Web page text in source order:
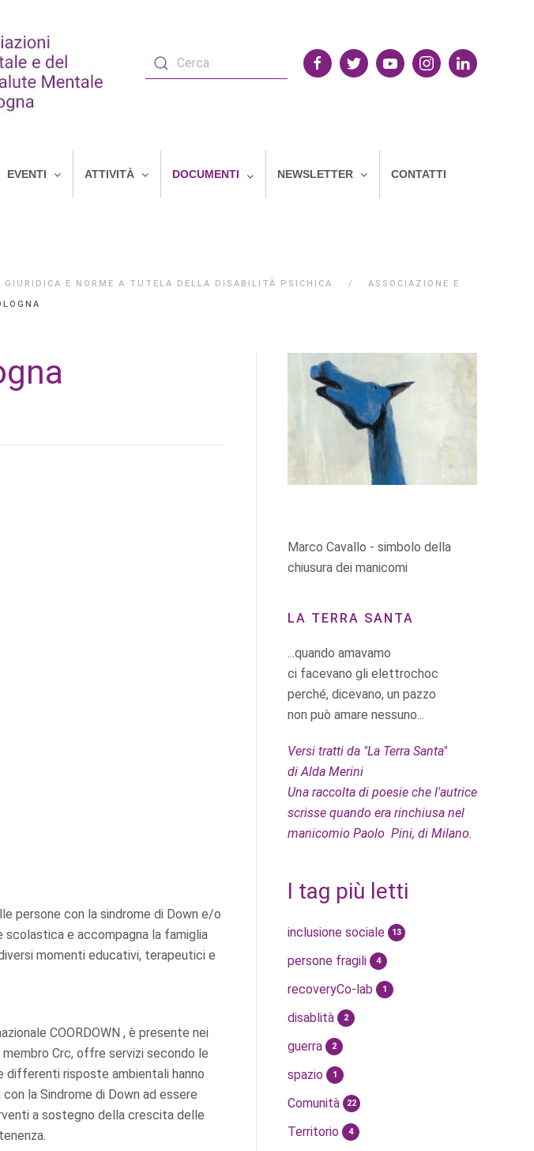
EVENTI ATTIVITÀ DOCUMENTI NEWSLETTER CONTATTI
E NORME A TUTELA DELLA DISABILITÀ PSICHICA
ASSOCIAZIONE E
persone con la sindrome di Down e/o
scolastica e accompagna la famiglia
momenti educativi, terapeutici e
COORDOWN , è presente nei
Crc, offre servizi secondo le
differenti risposte ambientali hanno
la Sindrome di Down ad essere
a sostegno della crescita delle
Marco Cavallo - simbolo della
chiusura dei manicomi
LA TERRA SANTA
...quando amavamo
ci facevano gli elettrochoc
perché, dicevano, un pazzo
non può amare nessuno...
Versi tratti da "La Terra Santa"
di Alda Merini
Una raccolta di poesie che l'autrice
scrisse quando era rinchiusa nel
manicomio Paolo Pini, di Milano.
I tag più letti
inclusione sociale 13
persone fragili 4
recoveryCo-lab 1
disablità 2
guerra 2
spazio 1
Comunità 22
Territorio 4